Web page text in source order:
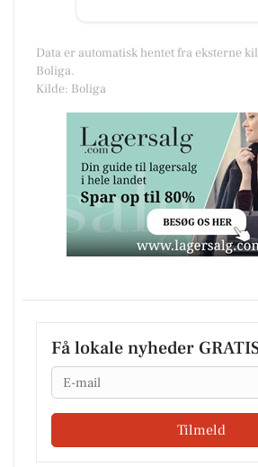
Data er automatisk hentet fra eksterne
Boliga.
Kilde: Boliga
Få lokale nyheder
Email
Tilmeld